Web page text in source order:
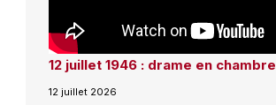
12 juillet 1946 : drame en chambre
12 juillet 2026